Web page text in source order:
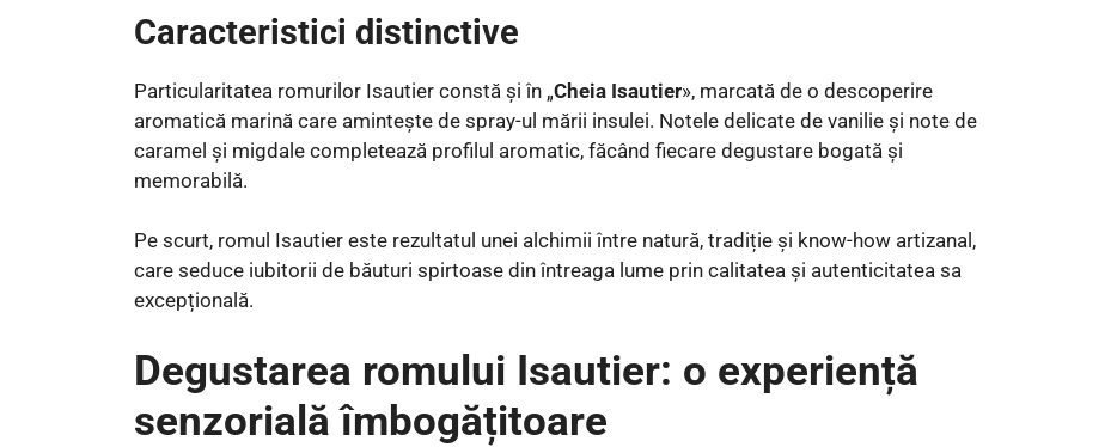
Caracteristici distinctive
Particularitatea romurilor Isautier constă și în „Cheia Isautier», marcată de o descoperire
aromatică marină care amintește de spray-ul mării insulei. Notele delicate de vanilie și note de
caramel și migdale completează profilul aromatic, făcând fiecare degustare bogată și
memorabilă.
Pe scurt, romul Isautier este rezultatul unei alchimii între natură, tradiție și know-how artizanal,
care seduce iubitorii de băuturi spirtoase din întreaga lume prin calitatea și autenticitatea sa
excepțională.
Degustarea romului Isautier: o experiență
senzorială îmbogățitoare